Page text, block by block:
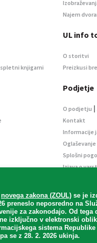
novega zakona (ZOUL) se je
preneslo neposredno na
za zakonodajo. Od tega
izključno v elektronski
sistema
se z 28. 2. 2026 ukinja.
Najem
knjigarni
UL info
O storitvi
Preizkusi
Podjetje
O podjetju |
Kontakt
Informacije
Oglaševanje
Splošni
Izjava o
v likvidaciji / Vse pravice pridržane.